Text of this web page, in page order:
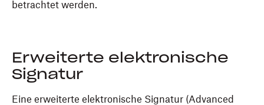
betrachtet werden.
Erweiterte elektronische
Signatur
Eine erweiterte elektronische Signatur (Advanced